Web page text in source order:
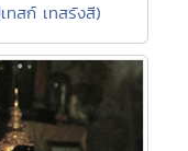
ทสก์ เทสรังสี)